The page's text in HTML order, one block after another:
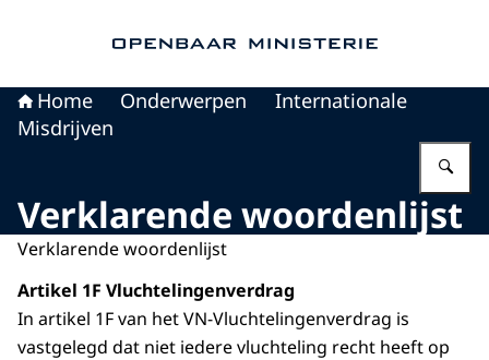
Home Onderwerpen
Internationale
Misdrijven
Verklarende woordenlijst
Verklarende woordenlijst
Artikel 1F Vluchtelingenverdrag
In artikel 1F van het VN-Vluchtelingenverdrag is
vastgelegd dat niet iedere vluchteling recht heeft op